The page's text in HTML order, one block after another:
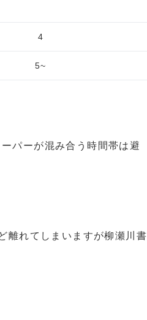
4
5~
パーが混み合う時間帯は避
離れてしまいますが柳瀬川書